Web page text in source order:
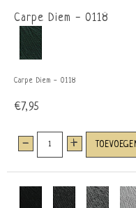
Carpe Diem - 0118
Carpe Diem - 0118
€7,95
- +